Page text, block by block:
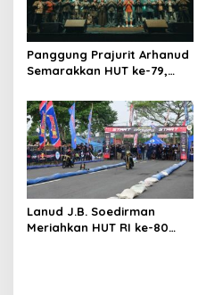
Panggung Prajurit Arhanud
Semarakkan HUT ke-79,
Menyatu dalam Irama
Kebersamaan
Lanud J.B. Soedirman
Meriahkan HUT RI ke-80